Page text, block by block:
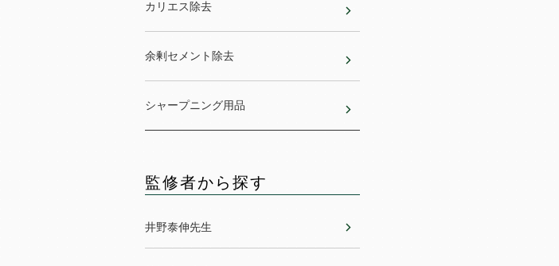
カリエス除去
余剰セメント除去
シャープニング用品
監修者から探す
井野泰伸先生